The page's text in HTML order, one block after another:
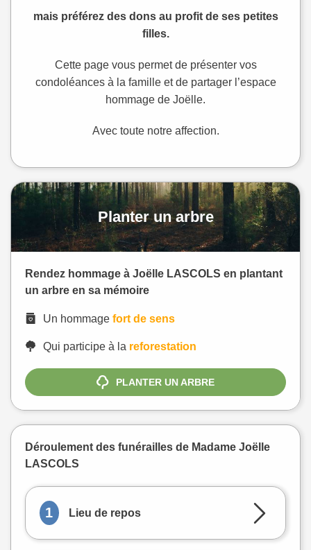
mais préférez des dons au profit de ses petites
filles.
Cette page vous permet de présenter vos
condoléances à la famille et de partager l’espace
hommage de Joëlle.
Avec toute notre affection.
Planter un arbre
Rendez hommage à Joëlle LASCOLS en plantant
un arbre en sa mémoire
Un hommage fort de sens
Qui participe à la reforestation
PLANTER UN ARBRE
Déroulement des funérailles de Madame Joëlle
LASCOLS
1 Lieu de repos